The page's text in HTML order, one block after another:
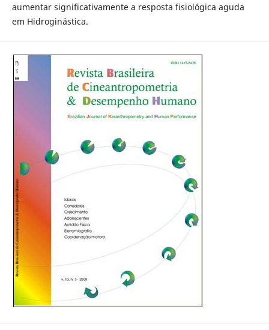
aumentar significativamente a resposta fisiológica aguda
em Hidroginástica.